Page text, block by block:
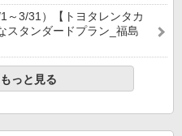
～3/31）【トヨタレンタカ
スタンダードプラン_福島
っと見る